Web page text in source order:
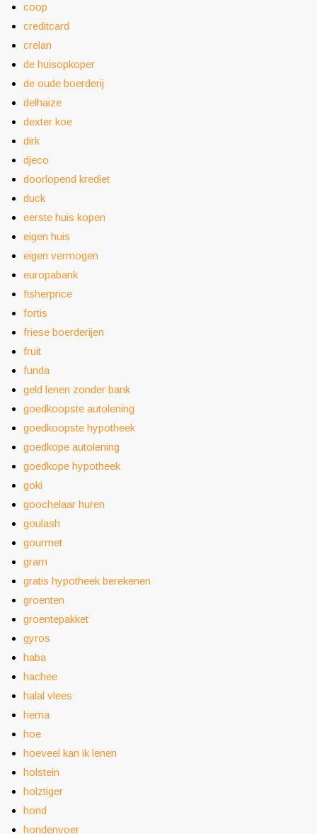
coop
creditcard
crelan
de huisopkoper
de oude boerderij
delhaize
dexter koe
dirk
djeco
doorlopend krediet
duck
eerste huis kopen
eigen huis
eigen vermogen
europabank
fisherprice
fortis
friese boerderijen
fruit
funda
geld lenen zonder bank
goedkoopste autolening
goedkoopste hypotheek
goedkope autolening
goedkope hypotheek
goki
goochelaar huren
goulash
gourmet
gram
gratis hypotheek berekenen
groenten
groentepakket
gyros
haba
hachee
halal vlees
hema
hoe
hoeveel kan ik lenen
holstein
holztiger
hond
hondenvoer